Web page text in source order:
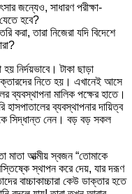
জন্যেও, সাধারণ পরীক্ষা-
হবে?
করা, তারা নিজেরা যদি বিদেশে
নির্দয়ভাবে। টাকা ছাড়া
নিতে হয়। এখানেই আসে
ব্যবস্থাপনা মালিক পক্ষের হাতে।
ব্যবস্থাপনার দায়িত্ব
সিদ্ধান্ত নেন। বড় বড় সকল
মাতা আত্মীয় স্বজন “তোমাকে
স্থাপন করে দেয়, যার দরূণ
বাচ্চাকাচ্চারা কেউ ডাক্তার হতে